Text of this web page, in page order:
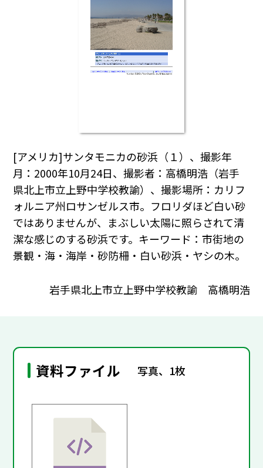
[アメリカ]サンタモニカの砂浜（１）、撮影年
月：2000年10月24日、撮影者：高橋明浩（岩手
県北上市立上野中学校教諭）、撮影場所：カリフ
ォルニア州ロサンゼルス市。フロリダほど白い砂
ではありませんが、まぶしい太陽に照らされて清
潔な感じのする砂浜です。キーワード：市街地の
景観・海・海岸・砂防柵・白い砂浜・ヤシの木。
岩手県北上市立上野中学校教諭 高橋明浩
資料ファイル 写真、1枚